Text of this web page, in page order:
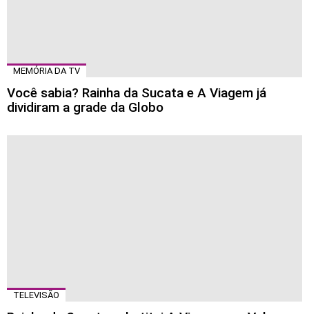
MEMÓRIA DA TV
Você sabia? Rainha da Sucata e A Viagem já
dividiram a grade da Globo
TELEVISÃO